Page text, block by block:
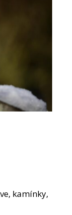
kamínky,